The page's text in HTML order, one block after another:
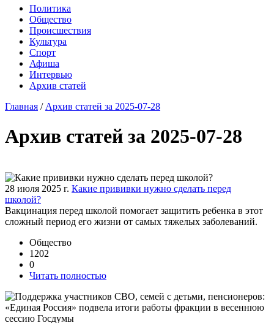
Политика
Общество
Проиcшествия
Культура
Спорт
Афиша
Интервью
Архив статей
Главная / Архив статей за 2025-07-28
Архив статей за 2025-07-28
28 июля 2025 г. Какие прививки нужно сделать перед
школой?
Вакцинация перед школой помогает защитить ребенка в этот
сложный период его жизни от самых тяжелых заболеваний.
Общество
1202
0
Читать полностью